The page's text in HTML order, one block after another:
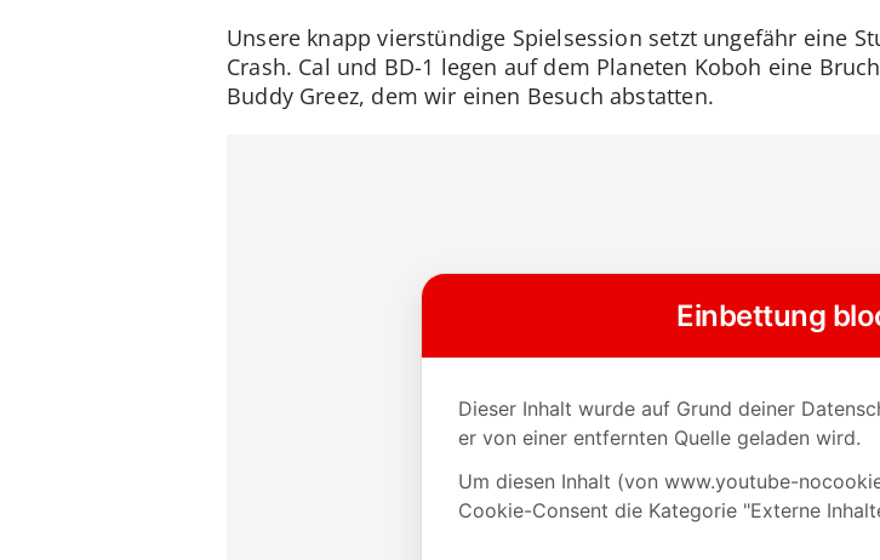
Unsere knapp vierstündige Spielsession setzt ungefähr eine
Crash. Cal und BD-1 legen auf dem Planeten Koboh eine
Buddy Greez, dem wir einen Besuch abstatten.